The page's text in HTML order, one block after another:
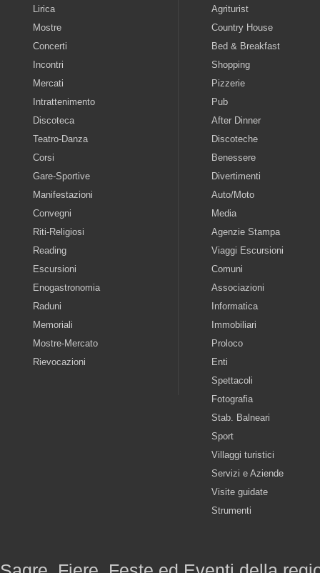
Lirica
Mostre
Concerti
Incontri
Mercati
Intrattenimento
Discoteca
Teatro-Danza
Corsi
Gare-Sportive
Manifestazioni
Convegni
Riti-Religiosi
Reading
Escursioni
Enogastronomia
Raduni
Memoriali
Mostre-Mercato
Rievocazioni
Agriturist
Country House
Bed & Breakfast
Shopping
Pizzerie
Pub
After Dinner
Discoteche
Benessere
Divertimenti
Auto/Moto
Media
Agenzie Stampa
Viaggi Escursioni
Comuni
Associazioni
Informatica
Immobiliari
Proloco
Enti
Spettacoli
Fotografia
Stab. Balneari
Sport
Villaggi turistici
Servizi e Aziende
Visite guidate
Strumenti